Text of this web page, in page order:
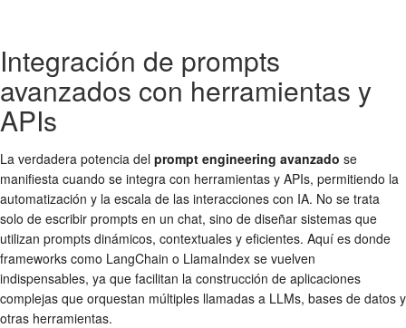
Integración de prompts
avanzados con herramientas y
APIs
La verdadera potencia del prompt engineering avanzado se
manifiesta cuando se integra con herramientas y APIs, permitiendo la
automatización y la escala de las interacciones con IA. No se trata
solo de escribir prompts en un chat, sino de diseñar sistemas que
utilizan prompts dinámicos, contextuales y eficientes. Aquí es donde
frameworks como LangChain o LlamaIndex se vuelven
indispensables, ya que facilitan la construcción de aplicaciones
complejas que orquestan múltiples llamadas a LLMs, bases de datos y
otras herramientas.